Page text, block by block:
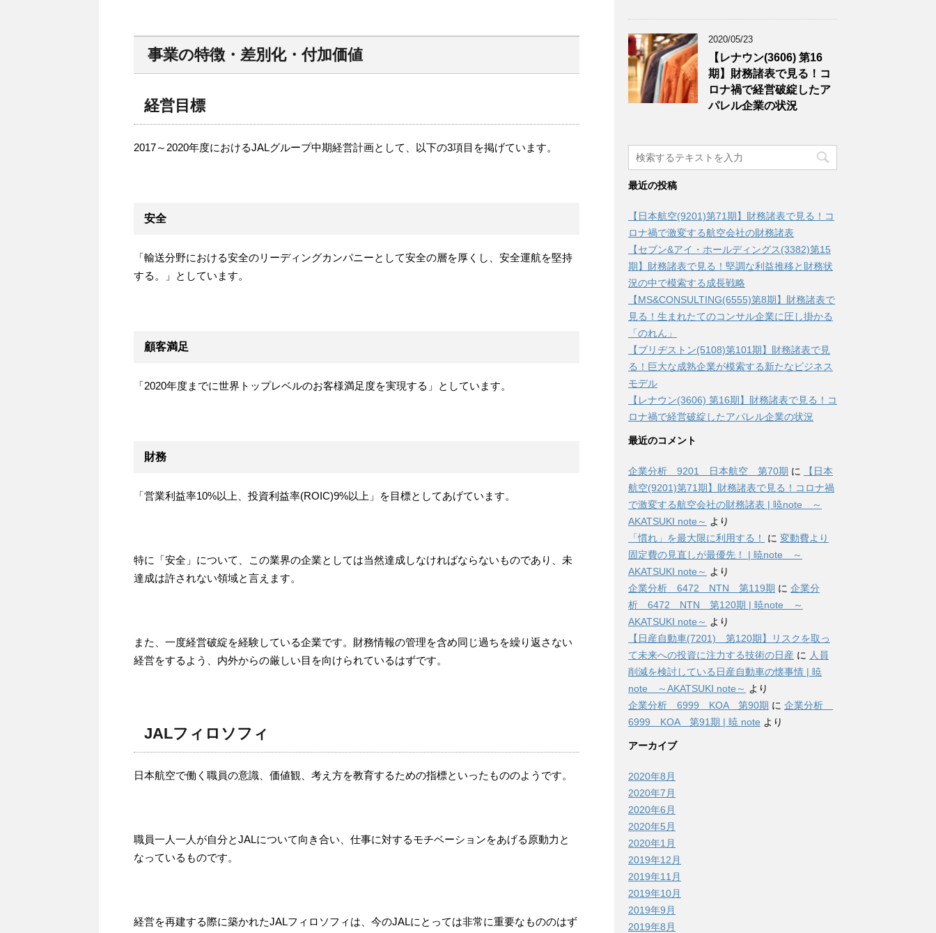
事業の特徴・差別化・付加価値
経営目標
2017～2020年度におけるJALグループ中期経営計画として、以下の3項目を掲げています。
安全
「輸送分野における安全のリーディングカンパニーとして安全の層を厚くし、安全運航を堅持
する。」としています。
顧客満足
「2020年度までに世界トップレベルのお客様満足度を実現する」としています。
財務
「営業利益率10%以上、投資利益率(ROIC)9%以上」を目標としてあげています。
特に「安全」について、この業界の企業としては当然達成しなければならないものであり、未
達成は許されない領域と言えます。
また、一度経営破綻を経験している企業です。財務情報の管理を含め同じ過ちを繰り返さない
経営をするよう、内外からの厳しい目を向けられているはずです。
JALフィロソフィ
日本航空で働く職員の意識、価値観、考え方を教育するための指標といったもののようです。
職員一人一人が自分とJALについて向き合い、仕事に対するモチベーションをあげる原動力と
なっているものです。
経営を再建する際に築かれたJALフィロソフィは、今のJALにとっては非常に重要なもののはず
2020/05/23
【レナウン(3606) 第16
期】財務諸表で見る！コ
ロナ禍で経営破綻したア
パレル企業の状況
最近の投稿
【日本航空(9201)第71期】財務諸表で見る！コ
ロナ禍で激変する航空会社の財務諸表
【セブン&アイ・ホールディングス(3382)第15
期】財務諸表で見る！堅調な利益推移と財務状
況の中で模索する成長戦略
【MS&CONSULTING(6555)第8期】財務諸表で
見る！生まれたてのコンサル企業に圧し掛かる
「のれん」
【ブリヂストン(5108)第101期】財務諸表で見
る！巨大な成熟企業が模索する新たなビジネス
モデル
【レナウン(3606) 第16期】財務諸表で見る！コ
ロナ禍で経営破綻したアパレル企業の状況
最近のコメント
企業分析 9201 日本航空 第70期 に
【日本
航空(9201)第71期】財務諸表で見る！コロナ禍
で激変する航空会社の財務諸表 | 暁note ～
AKATSUKI note～ より
「慣れ」を最大限に利用する！
に 変動費より
固定費の見直しが最優先！ | 暁note ～
AKATSUKI note～ より
企業分析 6472 NTN 第119期 に 企業分
析 6472 NTN 第120期 | 暁note ～
AKATSUKI note～ より
【日産自動車(7201) 第120期】リスクを取っ
て未来への投資に注力する技術の日産 に 人員
削減を検討している日産自動車の懐事情 | 暁
note ～AKATSUKI note～ より
企業分析 6999 KOA 第90期 に 企業分析
6999 KOA 第91期 | 暁 note より
アーカイブ
2020年8月
2020年7月
2020年6月
2020年5月
2020年1月
2019年12月
2019年11月
2019年10月
2019年9月
2019年8月